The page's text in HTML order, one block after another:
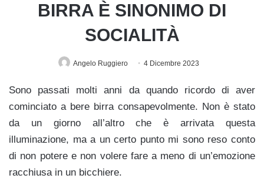
BIRRA È SINONIMO DI
SOCIALITÀ
Angelo Ruggiero 4 Dicembre 2023
Sono passati molti anni da quando ricordo di aver
cominciato a bere birra consapevolmente. Non è stato
da un giorno all’altro che è arrivata questa
illuminazione, ma a un certo punto mi sono reso conto
di non potere e non volere fare a meno di un’emozione
racchiusa in un bicchiere.